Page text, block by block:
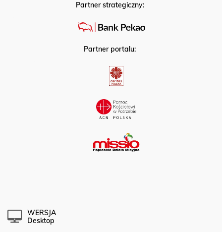
Partner strategiczny:
Partner portalu:
WERSJA
Desktop